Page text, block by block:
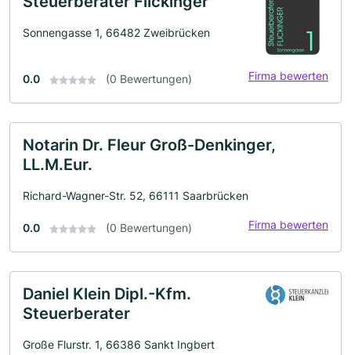
Sonnengasse 1, 66482 Zweibrücken
0.0 (0 Bewertungen) Firma bewerten
Notarin Dr. Fleur Groß-Denkinger,
LL.M.Eur.
Richard-Wagner-Str. 52, 66111 Saarbrücken
0.0 (0 Bewertungen) Firma bewerten
Daniel Klein Dipl.-Kfm.
Steuerberater
Große Flurstr. 1, 66386 Sankt Ingbert